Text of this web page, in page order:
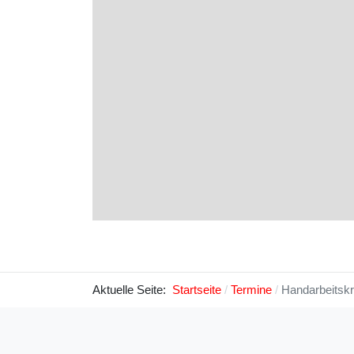
Aktuelle Seite: Startseite Termine